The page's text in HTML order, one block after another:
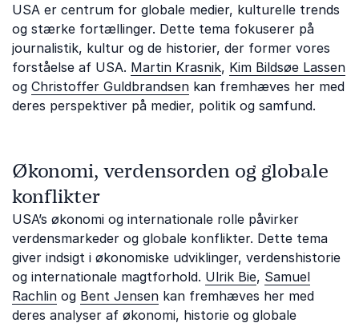
USA er centrum for globale medier, kulturelle trends
og stærke fortællinger. Dette tema fokuserer på
journalistik, kultur og de historier, der former vores
forståelse af USA. Martin Krasnik, Kim Bildsøe Lassen
og Christoffer Guldbrandsen kan fremhæves her med
deres perspektiver på medier, politik og samfund.
Økonomi, verdensorden og globale
konflikter
USA’s økonomi og internationale rolle påvirker
verdensmarkeder og globale konflikter. Dette tema
giver indsigt i økonomiske udviklinger, verdenshistorie
og internationale magtforhold. Ulrik Bie, Samuel
Rachlin og Bent Jensen kan fremhæves her med
deres analyser af økonomi, historie og globale